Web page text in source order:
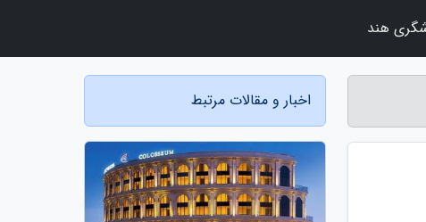
اخبار و مقالات مرتبط
هند